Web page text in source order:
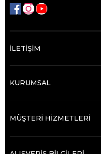
İLETİŞİM
KURUMSAL
MÜŞTERİ HİZMETLERİ